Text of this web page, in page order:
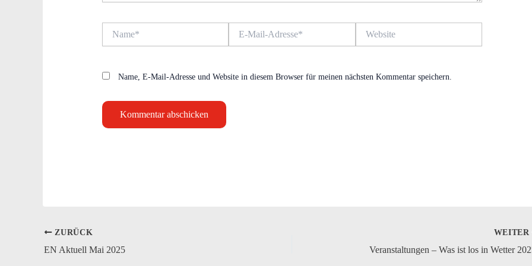
Mail-
Name, E-Mail-Adresse und Website in diesem Browser für meinen nächsten Kommentar speichern.
ZURÜCK
EN Aktuell Mai 2025
WEITER
Veranstaltungen – Was ist los in Wetter